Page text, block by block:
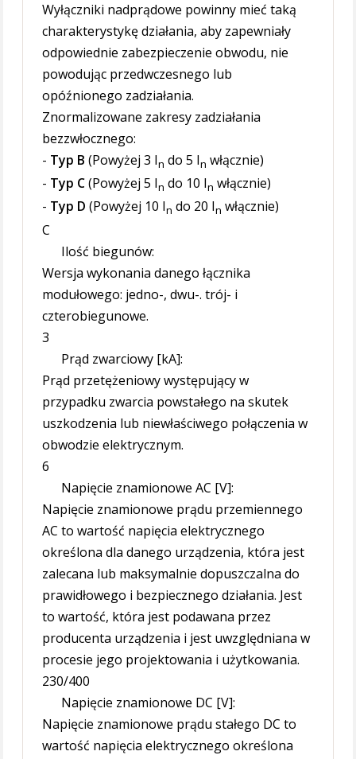
Wyłączniki nadprądowe powinny mieć taką
charakterystykę działania, aby zapewniały
odpowiednie zabezpieczenie obwodu, nie
powodując przedwczesnego lub
opóźnionego zadziałania.
Znormalizowane zakresy zadziałania
bezzwłocznego:
- Typ B (Powyżej 3 In do 5 In włącznie)
- Typ C(Powyżej 5 In do 10 In włącznie)
- Typ D (Powyżej 10 In do 20 In włącznie)
C
Ilość biegunów:
Wersja wykonania danego łącznika
modułowego: jedno-, dwu-. trój- i
czterobiegunowe.
3
Prąd zwarciowy [kA]:
Prąd przetężeniowy występujący w
przypadku zwarcia powstałego na skutek
uszkodzenia lub niewłaściwego połączenia w
obwodzie elektrycznym.
6
Napięcie znamionowe AC [V]:
Napięcie znamionowe prądu przemiennego
AC to wartość napięcia elektrycznego
określona dla danego urządzenia, która jest
zalecana lub maksymalnie dopuszczalna do
prawidłowego i bezpiecznego działania. Jest
to wartość, która jest podawana przez
producenta urządzenia i jest uwzględniana w
procesie jego projektowania i użytkowania.
230/400
Napięcie znamionowe DC [V]:
Napięcie znamionowe prądu stałego DC to
wartość napięcia elektrycznego określona